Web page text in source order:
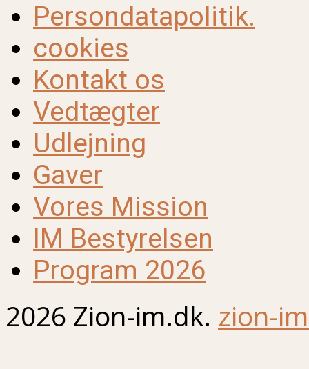
Persondatapolitik.
cookies
Kontakt os
Vedtægter
Udlejning
Gaver
Vores Mission
IM Bestyrelsen
Program 2026
2026 Zion-im.dk. zion-